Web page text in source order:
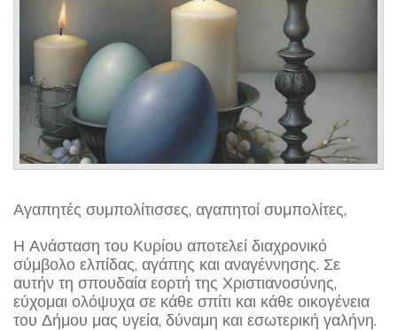
Αγαπητές συμπολίτισσες, αγαπητοί συμπολίτες,
Η Ανάσταση του Κυρίου αποτελεί διαχρονικό
σύμβολο ελπίδας, αγάπης και αναγέννησης. Σε
αυτήν τη σπουδαία εορτή της Χριστιανοσύνης,
εύχομαι ολόψυχα σε κάθε σπίτι και κάθε οικογένεια
του Δήμου μας υγεία, δύναμη και εσωτερική γαλήνη.